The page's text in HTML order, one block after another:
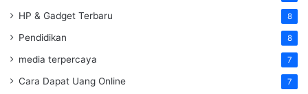
HP & Gadget Terbaru 8
Pendidikan 8
media terpercaya 7
Cara Dapat Uang Online 7